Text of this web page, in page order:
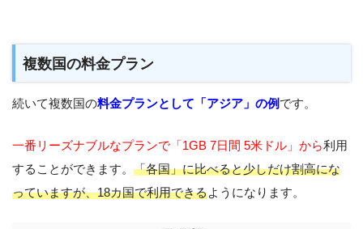
複数国の料金プラン
続いて複数国の料金プランとして「アジア」の例です。
一番リーズナブルなプランで「1GB 7日間 5米ドル」から利用
することができます。 「各国」に比べると少しだけ割高にな
っていますが、18カ国で利用できるようになります。